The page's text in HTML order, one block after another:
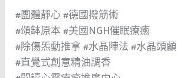
#團體靜心#德國撥筋術
#頌缽原本#美國NGH催眠療癒
#除傷炁動推拿#水晶陣法#水晶頭顱
#直覺式創意精油調香